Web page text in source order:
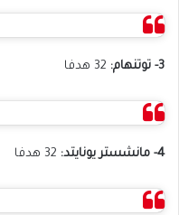
3- توتنهام: 32 هدفا
4- مانشستر يونايتد: 32 هدفا